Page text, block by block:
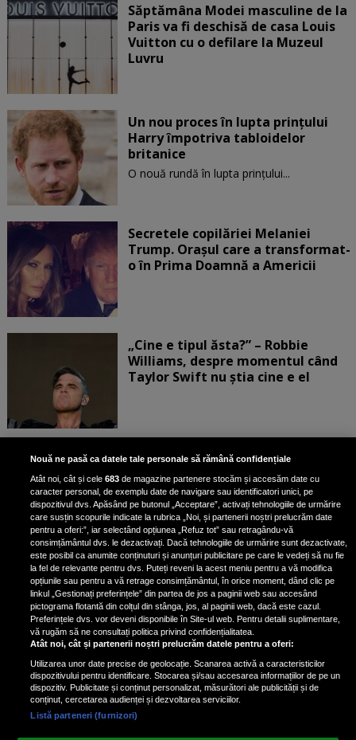
Săptămâna Modei masculine de la
Paris va fi deschisă de casa Louis
Vuitton cu o defilare la Muzeul
Luvru
Un nou proces în lupta prinţului
Harry împotriva tabloidelor
britanice
O nouă rundă în lupta prinţului...
Secretele copilăriei Melaniei
Trump. Orașul care a transformat-
o în Prima Doamnă a Americii
„Cine e tipul ăsta?” – Robbie
Williams, despre momentul când
Taylor Swift nu știa cine e el
Bruce Dickinson, solistul trupei
Iron Maiden, şi-a arătat talentul
de scrimer la un concurs în Franţa
Nicki Minaj, acuzată de agresiune
de fostul manager: Detalii șocante
din proces
Nicki Minaj le-a lăudat pe...
Nouă ne pasă ca datele tale personale să rămână confidențiale
Atât noi, cât și cele683 de magazine partenere stocăm și accesăm date cu
caracter personal, de exemplu date de navigare sau identificatori unici, pe
dispozitivul dvs. Apăsând pe butonul „Acceptare”, activați tehnologiile de urmărire
care susțin scopurile indicate la rubrica „Noi, și partenerii noștri prelucrăm date
pentru a oferi:”, iar selectând opțiunea „Refuz tot” sau retragându-vă
consimțământul dvs. le dezactivați. Dacă tehnologiile de urmărire sunt dezactivate,
este posibil ca anumite conținuturi și anunțuri publicitare pe care le vedeți să nu fie
la fel de relevante pentru dvs. Puteți reveni la acest meniu pentru a vă modifica
opțiunile sau pentru a vă retrage consimțământul, în orice moment, dând clic pe
linkul „Gestionați preferințele” din partea de jos a paginii web sau accesând
pictograma flotantă din colțul din stânga, jos, al paginii web, dacă este cazul.
Preferințele dvs. vor deveni disponibile în Site-ul web. Pentru detalii suplimentare,
vă rugăm să ne consultați politica privind confidențialitatea.
Atât noi, cât și partenerii noștri prelucrăm datele pentru a oferi:
Utilizarea unor date precise de geolocație. Scanarea activă a caracteristicilor
dispozitivului pentru identificare. Stocarea și/sau accesarea informațiilor de pe un
dispozitiv. Publicitate și conținut personalizat, măsurători ale publicității și de
conținut, cercetarea audienței și dezvoltarea serviciilor.
Listă parteneri (furnizori)